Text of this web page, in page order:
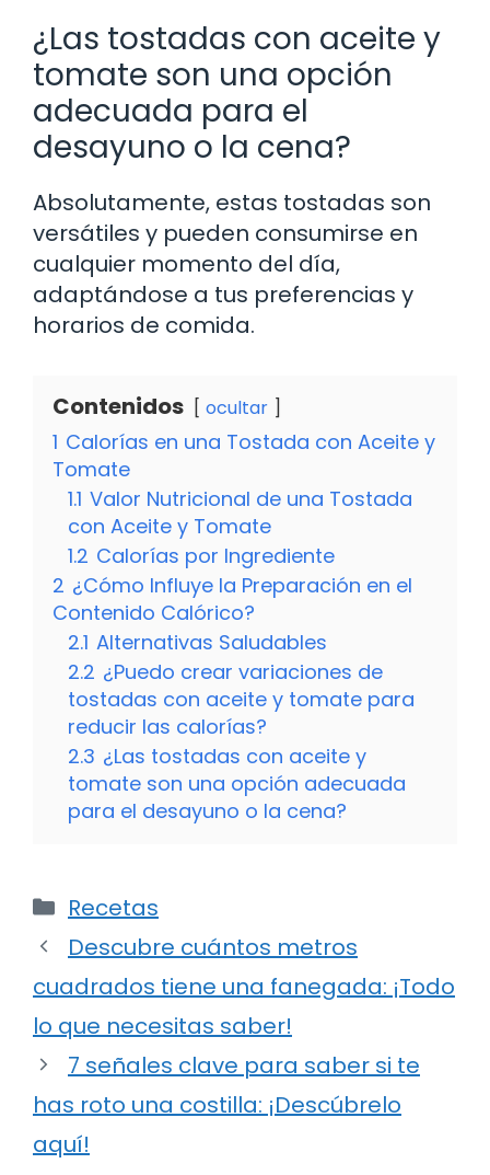
¿Las tostadas con aceite y
tomate son una opción
adecuada para el
desayuno o la cena?
Absolutamente, estas tostadas son
versátiles y pueden consumirse en
cualquier momento del día,
adaptándose a tus preferencias y
horarios de comida.
Contenidos ocultar
1 Calorías en una Tostada con Aceite y
Tomate
1.1 Valor Nutricional de una Tostada
con Aceite y Tomate
1.2 Calorías por Ingrediente
2 ¿Cómo Influye la Preparación en el
Contenido Calórico?
2.1 Alternativas Saludables
2.2 ¿Puedo crear variaciones de
tostadas con aceite y tomate para
reducir las calorías?
2.3 ¿Las tostadas con aceite y
tomate son una opción adecuada
para el desayuno o la cena?
Categorías
Recetas
Descubre cuántos metros
cuadrados tiene una fanegada: ¡Todo
lo que necesitas saber!
7 señales clave para saber si te
has roto una costilla: ¡Descúbrelo
aquí!